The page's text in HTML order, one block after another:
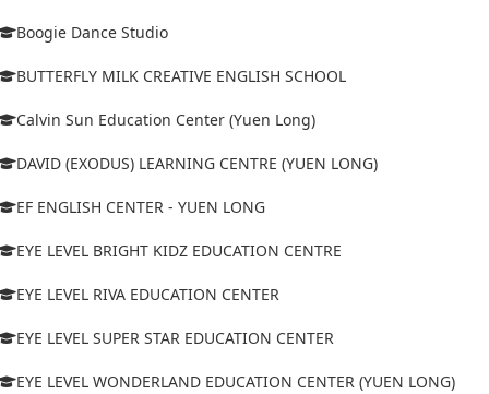
Boogie Dance Studio
BUTTERFLY MILK CREATIVE ENGLISH SCHOOL
Calvin Sun Education Center (Yuen Long)
DAVID (EXODUS) LEARNING CENTRE (YUEN LONG)
EF ENGLISH CENTER - YUEN LONG
EYE LEVEL BRIGHT KIDZ EDUCATION CENTRE
EYE LEVEL RIVA EDUCATION CENTER
EYE LEVEL SUPER STAR EDUCATION CENTER
EYE LEVEL WONDERLAND EDUCATION CENTER (YUEN LONG)